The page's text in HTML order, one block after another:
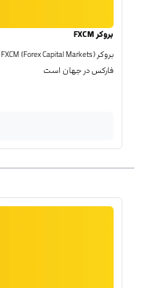
بروکر FXCM
فارکس در جهان است